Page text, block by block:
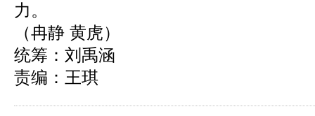
力。
（冉静 黄虎）
统筹：刘禹涵
责编：王琪